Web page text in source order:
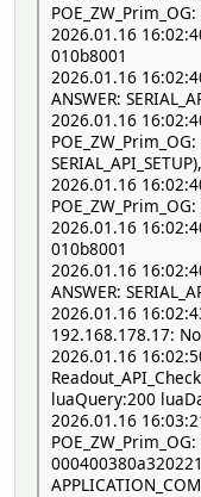
2026.01.16
010b8001
2026.01.16
ANSWER:
2026.01.16
2026.01.16
2026.01.16
010b8001
2026.01.16
ANSWER:
2026.01.16
192.168.178.17:
2026.01.16
luaQuery:200
2026.01.16